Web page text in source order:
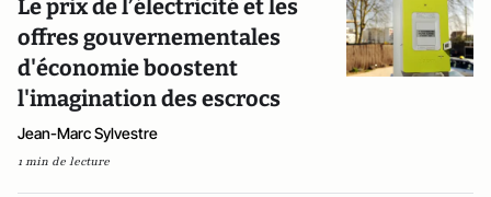
Le prix de l’électricité et les
offres gouvernementales
d'économie boostent
l'imagination des escrocs
Jean-Marc Sylvestre
1 min de lecture